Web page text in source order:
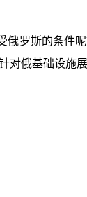
罗斯的条件
俄基础设施